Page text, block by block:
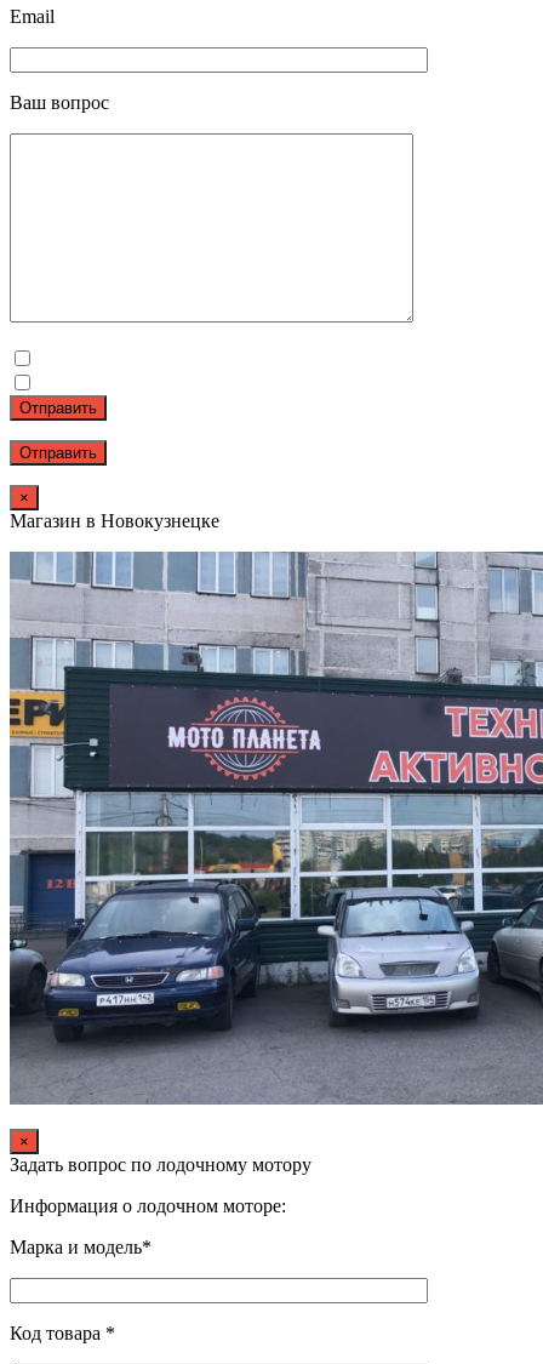
Email
Ваш вопрос
Отправить
×
Магазин в Новокузнецке
×
Задать вопрос по лодочному мотору
Информация о лодочном моторе:
Марка и модель*
Код товара *